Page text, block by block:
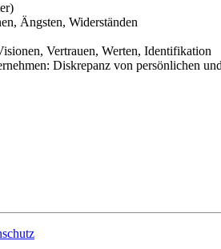
Ängsten, Widerständen
Vertrauen, Werten, Identifikation
Diskrepanz von persönlichen